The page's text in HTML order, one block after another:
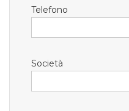
Telefono
Società